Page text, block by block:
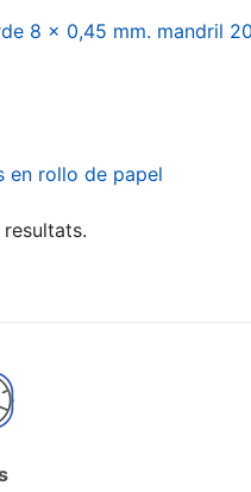
8 x 0,45 mm. mandril
en rollo de papel